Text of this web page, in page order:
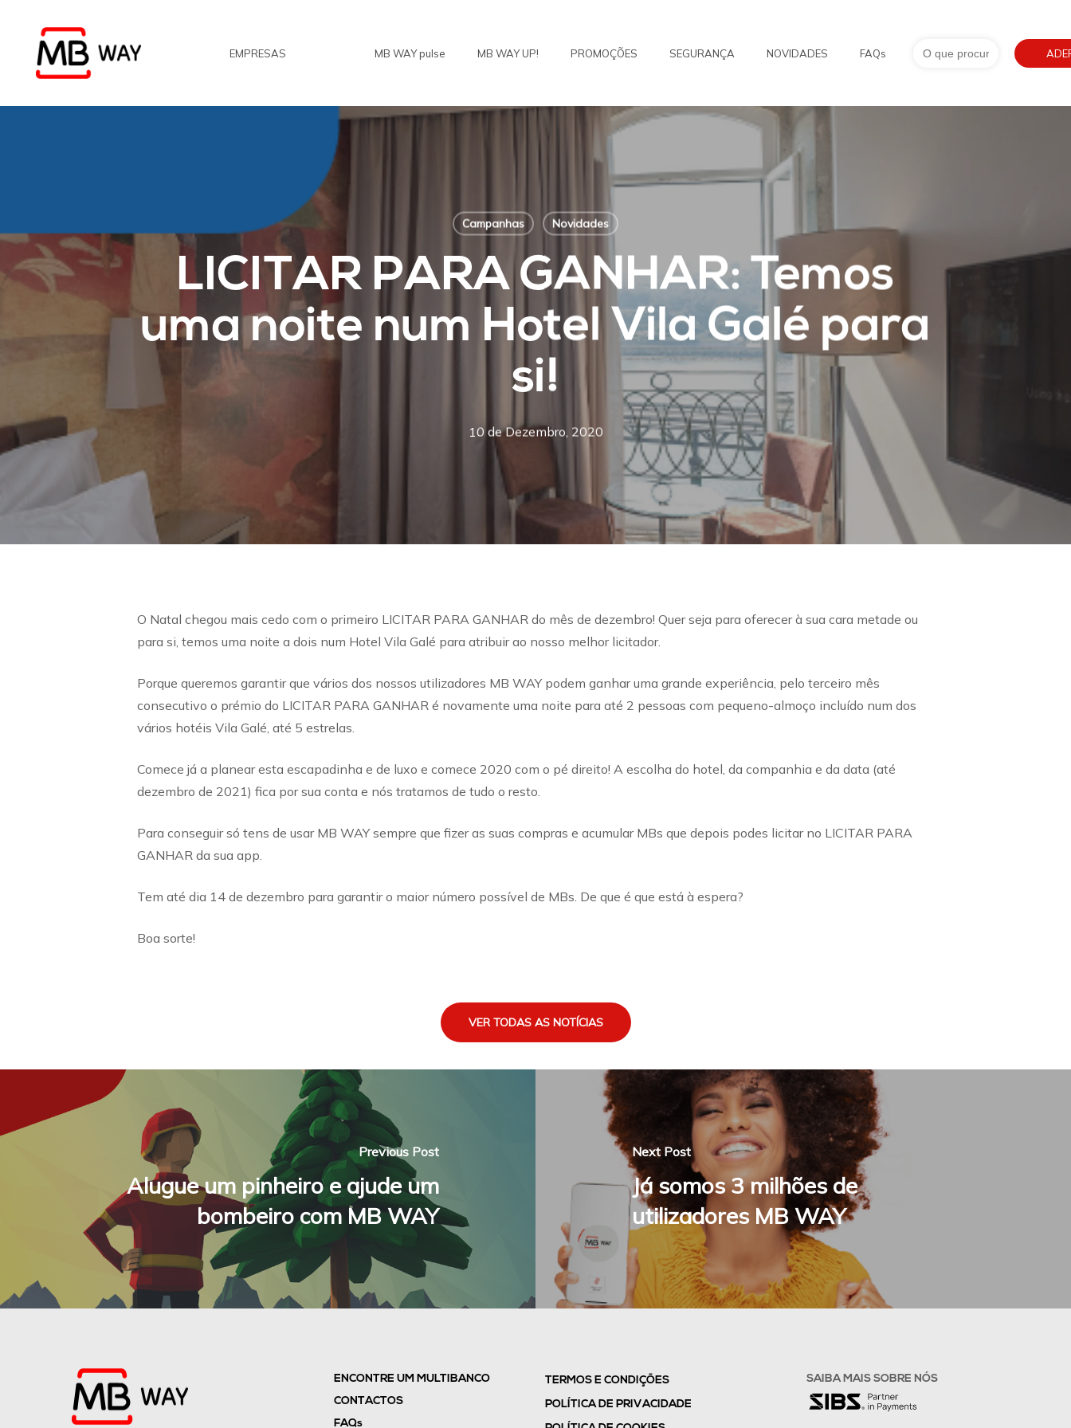
content
EMPRESAS MB WAY pulse MB WAY UP! PROMOÇÕES SEGURANÇA NOVIDADES FAQs
Campanhas Novidades
LICITAR PARA GANHAR: Temos
uma noite num Hotel Vila Galé para
si!
10 de Dezembro, 2020
O Natal chegou mais cedo com o primeiro LICITAR PARA GANHAR do mês de dezembro! Quer seja para oferecer à sua cara metade ou
para si, temos uma noite a dois num Hotel Vila Galé para atribuir ao nosso melhor licitador.
Porque queremos garantir que vários dos nossos utilizadores MB WAY podem ganhar uma grande experiência, pelo terceiro mês
consecutivo o prémio do LICITAR PARA GANHAR é novamente uma noite para até 2 pessoas com pequeno-almoço incluído num dos
vários hotéis Vila Galé, até 5 estrelas.
Comece já a planear esta escapadinha e de luxo e comece 2020 com o pé direito! A escolha do hotel, da companhia e da data (até
dezembro de 2021) fica por sua conta e nós tratamos de tudo o resto.
Para conseguir só tens de usar MB WAY sempre que fizer as suas compras e acumular MBs que depois podes licitar no LICITAR PARA
GANHAR da sua app.
Tem até dia 14 de dezembro para garantir o maior número possível de MBs. De que é que está à espera?
Boa sorte!
VER TODAS AS NOTÍCIAS
Previous Post
Alugue um pinheiro e ajude um
bombeiro com MB WAY
Next Post
Já somos 3 milhões de
utilizadores MB WAY
ENCONTRE UM MULTIBANCO
CONTACTOS
FAQs
TERMOS E CONDIÇÕES
POLÍTICA DE PRIVACIDADE
SAIBA MAIS SOBRE NÓS